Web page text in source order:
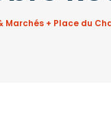
Marchés + Place du